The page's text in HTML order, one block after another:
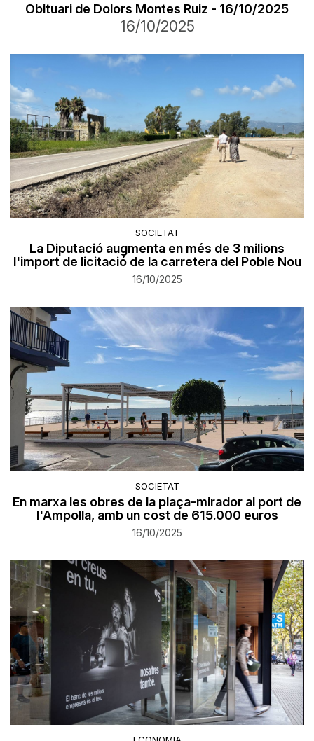
Obituari de Dolors Montes Ruiz - 16/10/2025
16/10/2025
SOCIETAT
La Diputació augmenta en més de 3 milions
l'import de licitació de la carretera del Poble Nou
16/10/2025
SOCIETAT
En marxa les obres de la plaça-mirador al port de
l'Ampolla, amb un cost de 615.000 euros
16/10/2025